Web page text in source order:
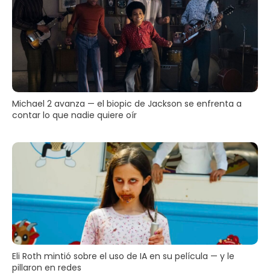
Michael 2 avanza — el biopic de Jackson se enfrenta a
contar lo que nadie quiere oír
Eli Roth mintió sobre el uso de IA en su película — y le
pillaron en redes